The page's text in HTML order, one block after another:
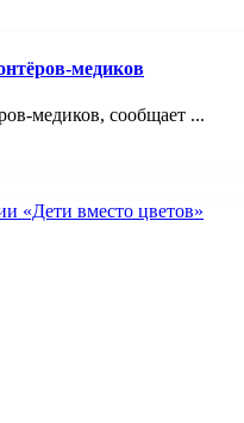
медиков
медиков, сообщает ...